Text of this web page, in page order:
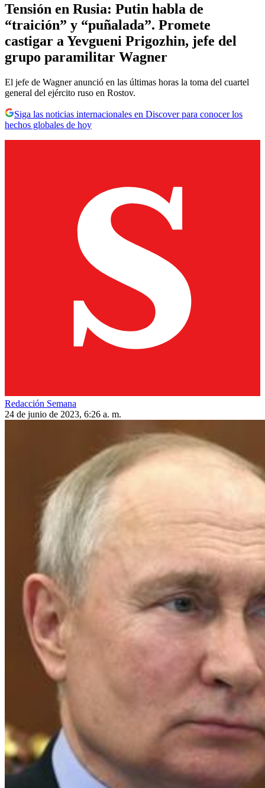
Tensión en Rusia: Putin habla de
“traición” y “puñalada”. Promete
castigar a Yevgueni Prigozhin, jefe del
grupo paramilitar Wagner
El jefe de Wagner anunció en las últimas horas la toma del cuartel
general del ejército ruso en Rostov.
Siga las noticias internacionales en Discover para conocer los
hechos globales de hoy
Redacción Semana
24 de junio de 2023, 6:26 a. m.